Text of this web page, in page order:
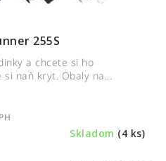
255S
Skladom (4 ks)
a chcete si ho
naň kryt. Obaly na...